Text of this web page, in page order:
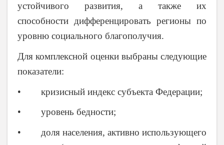
устойчивого развития, а также их
способности дифференцировать регионы по
уровню социального благополучия.
Для комплексной оценки выбраны следующие
показатели:
• кризисный индекс субъекта Федерации;
• уровень бедности;
• доля населения, активно использующего